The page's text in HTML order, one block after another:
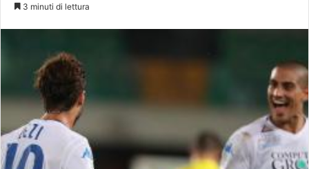
3 minuti di lettura